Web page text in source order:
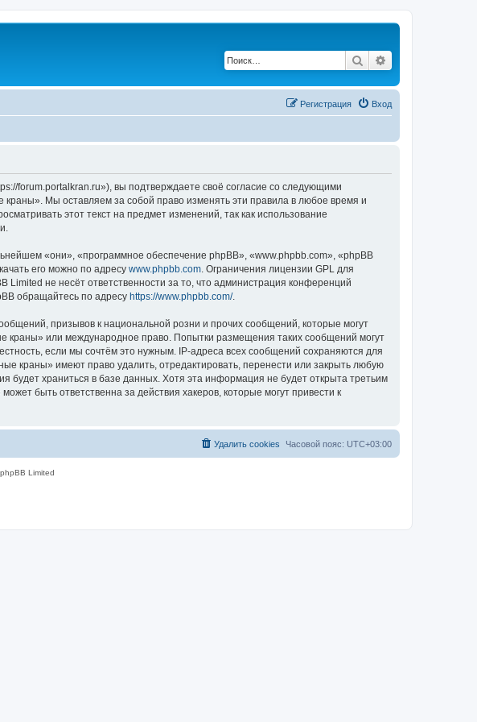
Поиск
Вход
Регистрация
forum.portalkran.ru»), вы подтверждаете своё согласие со следующими
Мы оставляем за собой право изменять эти правила в любое время и
этот текст на предмет изменений, так как использование
«они», «программное обеспечение phpBB», «www.phpbb.com», «phpBB
его можно по адресу www.phpbb.com . Ограничения лицензии GPL для
не несёт ответственности за то, что администрация конференций
обращайтесь по адресу https://www.phpbb.com/.
призывов к национальной розни и прочих сообщений, которые могут
краны» или международное право. Попытки размещения таких сообщений могут
если мы сочтём это нужным. IP-адреса всех сообщений сохраняются для
краны» имеют право удалить, отредактировать, перенести или закрыть любую
будет храниться в базе данных. Хотя эта информация не будет открыта третьим
быть ответственна за действия хакеров, которые могут привести к
Часовой пояс: UTC+03:00
Удалить cookies
Limited